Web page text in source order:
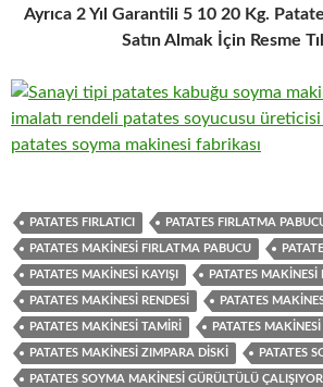
Ayrıca 2 Yıl Garantili 5 10 20 Kg.
Satın Almak İçin Resme
PATATES FIRLATICI PATATES FIRLATMA
PATATES MAKINESI FIRLATMA PABUCU
PATATES MAKINESI KAYIŞI PATATES MAKINESI
PATATES MAKINESI RENDESI PATATES
PATATES MAKINESI TAMIRI PATATES
PATATES MAKINESI ZIMPARA DISKI PATATES
PATATES SOYMA MAKINESI GÜRÜLTÜLÜ ÇALIŞIYOR